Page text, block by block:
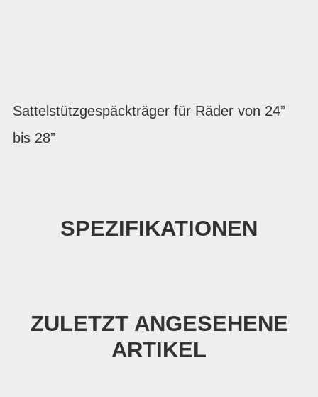
Sattelstützgespäckträger für Räder von 24”
bis 28”
SPEZIFIKATIONEN
ZULETZT ANGESEHENE
ARTIKEL